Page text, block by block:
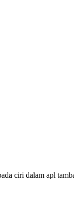
ciri dalam apl